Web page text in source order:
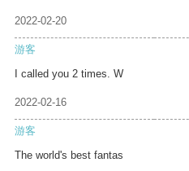
2022-02-20
游客
I called you 2 times. W
2022-02-16
游客
The world's best fantas